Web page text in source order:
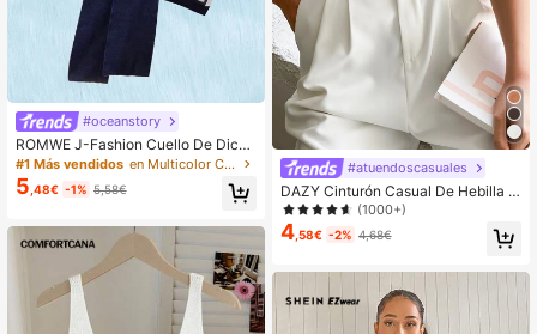
#oceanstory
ROMWE J-Fashion Cuello De Dicke
y Con Patrón Rayado
#1 Más vendidos en Multicolor Cuellos falsos para mujer
5 ,48€ -1% 5,58€
#atuendoscasuales
DAZY Cinturón Casual De Hebilla R
ectangular (1000+)
4 ,58€ -2% 4,68€